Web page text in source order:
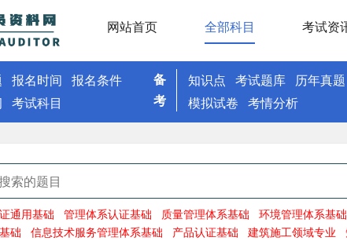
网站首页 全部科目 考试资
报名时间 报名条件
考试科目
备
考
知识点 考试题库 历年真题
模拟试卷 考情分析
通用基础 管理体系认证基础 质量管理体系基础 环境管理体系基础
础
信息技术服务管理体系基础 产品认证基础 建筑施工领域专业